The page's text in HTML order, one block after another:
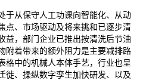
从保守人工功课向智能化、从动
点、市场驱动及将来挑和已逐步清
益，部门企业已推出按清洗后节油
附着带来的额外阻力是主要减排路
格中的机械人本体手艺，行业也呈
徙、操纵数字孪生加快研发、以及